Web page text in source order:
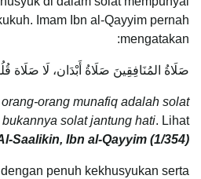
Imam Ibn al-Qayyim pernah
mengatakan:
صَلَاةُ المُنَافِقِينَ صَلَاةُ أَبْدَان، لَا صَلَاة
orang munafiq adalah solat
solat jantung hati. Lihat
Saalikin, Ibn al-Qayyim (1/354)
penuh kekhusyukan serta